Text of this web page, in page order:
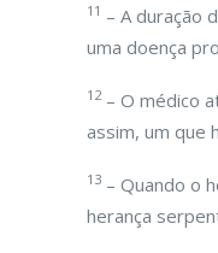
11 – A duração
uma doença
12– O médico
assim, um que
13 – Quando o
herança